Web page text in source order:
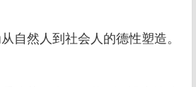
自然人到社会人的德性塑造。